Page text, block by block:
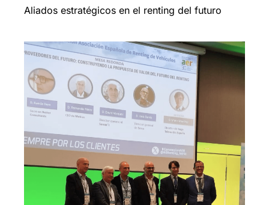
Aliados estratégicos en el renting del futuro